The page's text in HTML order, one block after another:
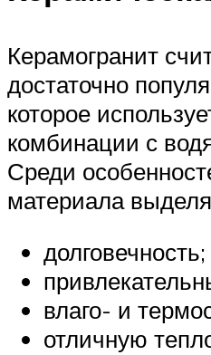
Керамогранит
достаточно
которое
комбинации с
Среди
материала
долговечность;
влаго- и
отличную